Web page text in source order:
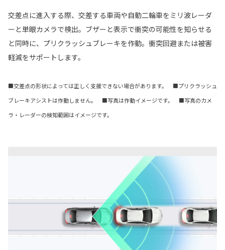
交差点に進入する際、交差する車両や自動二輪車をミリ波レーダ
ーと単眼カメラで検出。ブザーと表示で衝突の可能性を知らせる
と同時に、プリクラッシュブレーキを作動。衝突回避または被害
軽減をサポートします。
■交差点の形状によっては正しく支援できない場合があります。 ■プリクラッシュ
ブレーキアシストは作動しません。 ■写真は作動イメージです。 ■写真のカメ
ラ・レーダーの検知範囲はイメージです。